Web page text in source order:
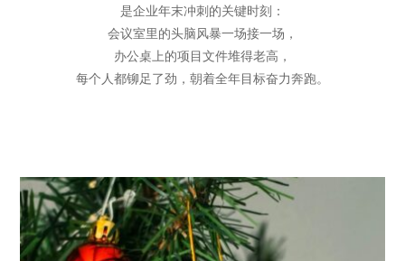
是企业年末冲刺的关键时刻：
会议室里的头脑风暴一场接一场，
办公桌上的项目文件堆得老高，
每个人都铆足了劲，朝着全年目标奋力奔跑。